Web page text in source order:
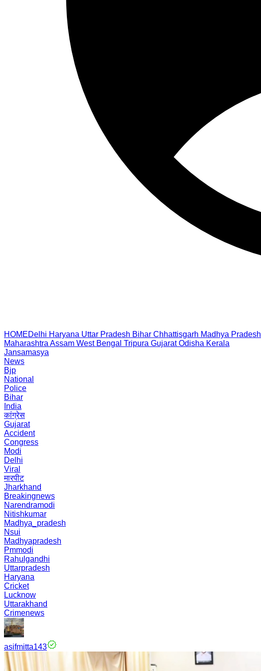
HOMEDelhi Haryana Uttar Pradesh Bihar Chhattisgarh Madhya Pradesh
Maharashtra Assam West Bengal Tripura Gujarat Odisha Kerala
Jansamasya
News
Bjp
National
Police
Bihar
India
कांग्रेस
Gujarat
Accident
Congress
Modi
Delhi
Viral
मारपीट
Jharkhand
Breakingnews
Narendramodi
Nitishkumar
Madhya_pradesh
Nsui
Madhyapradesh
Pmmodi
Rahulgandhi
Uttarpradesh
Haryana
Cricket
Lucknow
Uttarakhand
Crimenews
asifmitta143